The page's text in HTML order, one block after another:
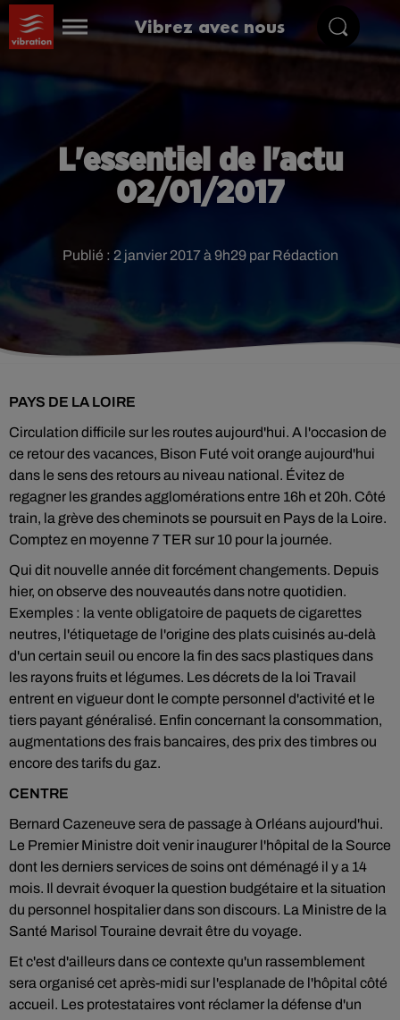
Vibrez avec nous
L'essentiel de l'actu
02/01/2017
Publié : 2 janvier 2017 à 9h29 par Rédaction
PAYS DE LA LOIRE
Circulation difficile sur les routes aujourd'hui. A l'occasion de
ce retour des vacances, Bison Futé voit orange aujourd'hui
dans le sens des retours au niveau national. Évitez de
regagner les grandes agglomérations entre 16h et 20h. Côté
train, la grève des cheminots se poursuit en Pays de la Loire.
Comptez en moyenne 7 TER sur 10 pour la journée.
Qui dit nouvelle année dit forcément changements. Depuis
hier, on observe des nouveautés dans notre quotidien.
Exemples : la vente obligatoire de paquets de cigarettes
neutres, l'étiquetage de l'origine des plats cuisinés au-delà
d'un certain seuil ou encore la fin des sacs plastiques dans
les rayons fruits et légumes. Les décrets de la loi Travail
entrent en vigueur dont le compte personnel d'activité et le
tiers payant généralisé. Enfin concernant la consommation,
augmentations des frais bancaires, des prix des timbres ou
encore des tarifs du gaz.
CENTRE
Bernard Cazeneuve sera de passage à Orléans aujourd'hui.
Le Premier Ministre doit venir inaugurer l'hôpital de la Source
dont les derniers services de soins ont déménagé il y a 14
mois. Il devrait évoquer la question budgétaire et la situation
du personnel hospitalier dans son discours. La Ministre de la
Santé Marisol Touraine devrait être du voyage.
Et c'est d'ailleurs dans ce contexte qu'un rassemblement
sera organisé cet après-midi sur l'esplanade de l'hôpital côté
accueil. Les protestataires vont réclamer la défense d'un